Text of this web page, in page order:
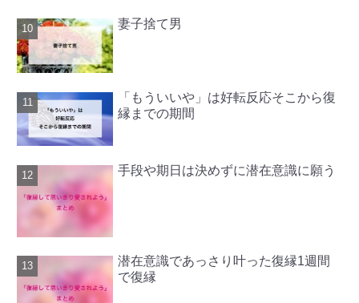
妻子捨て男
「もういいや」は好転反応そこから復
縁までの期間
手段や期日は決めずに潜在意識に願う
潜在意識であっさり叶った復縁1週間
で復縁